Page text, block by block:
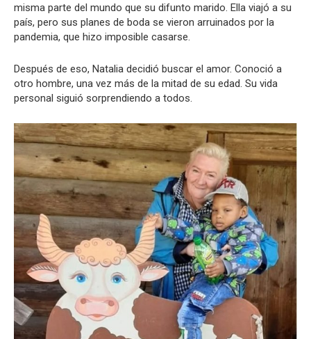
misma parte del mundo que su difunto marido. Ella viajó a su
país, pero sus planes de boda se vieron arruinados por la
pandemia, que hizo imposible casarse.
Después de eso, Natalia decidió buscar el amor. Conoció a
otro hombre, una vez más de la mitad de su edad. Su vida
personal siguió sorprendiendo a todos.